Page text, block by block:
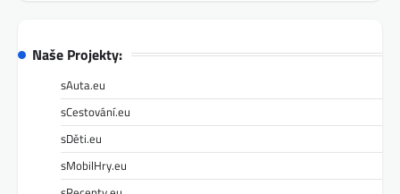
Naše Projekty:
sAuta.eu
sCestování.eu
sDěti.eu
sMobilHry.eu